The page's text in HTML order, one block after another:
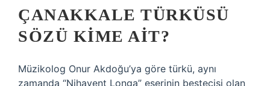
ÇANAKKALE TÜRKÜSÜ
SÖZÜ KIME AIT?
Müzikolog Onur Akdoğu’ya göre türkü, aynı
zamanda “Nihavent Longa” eserinin bestecisi olan